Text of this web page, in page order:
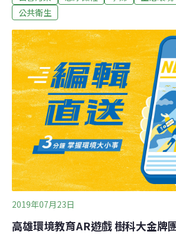
粒。學界已經確立暴露於髒空氣與流產
這不僅是母親接觸污染後發生炎症反
身可能就是原因。空污對胎兒造成的
利時哈瑟爾特大學的納洛特（Tim
是生命中最脆弱的時期。所有器官系
保護後代，我們必須減少暴露於空污
責任減少空氣污染，但人們應盡可能
公共衛生
2019年07月23日
高雄環境教育AR遊戲 樹科大金牌